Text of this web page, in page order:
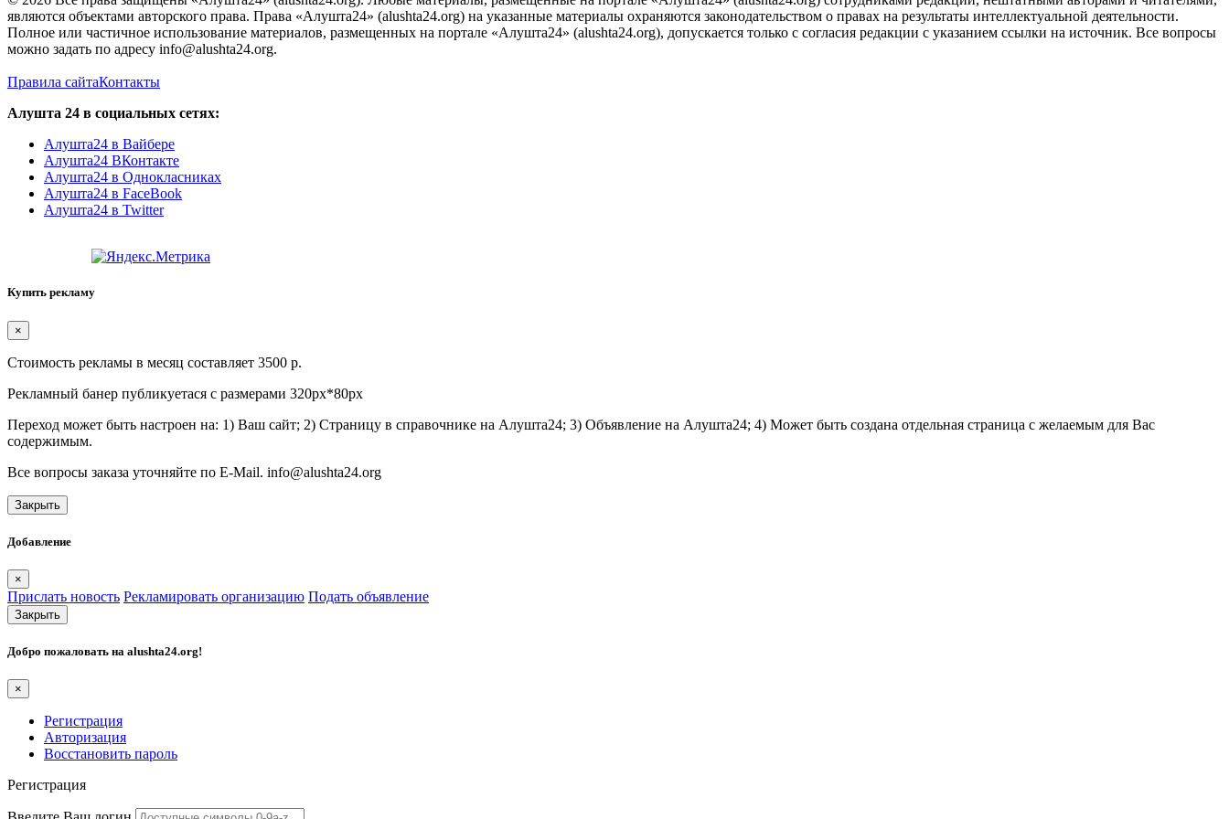
являются объектами авторского права. Права «Алушта24» (alushta24.org) на указанные материалы охраняются законодательством о правах на результаты интеллектуальной деятельности.
Полное или частичное использование материалов, размещенных на портале «Алушта24» (alushta24.org), допускается только с согласия редакции с указанием ссылки на источник. Все вопросы
можно задать по адресу info@alushta24.org.
Правила сайтаКонтакты
Алушта 24 в социальных сетях:
Алушта24 в Вайбере
Алушта24 ВКонтакте
Алушта24 в Однокласниках
Алушта24 в FaceBook
Алушта24 в Twitter
Купить рекламу
×
Стоимость рекламы в месяц составляет 3500 р.
Рекламный банер публикуетася с размерами 320px*80px
Переход может быть настроен на: 1) Ваш сайт; 2) Страницу в справочнике на Алушта24; 3) Объявление на Алушта24; 4) Может быть создана отдельная страница с желаемым для Вас
содержимым.
Все вопросы заказа уточняйте по E-Mail. info@alushta24.org
Закрыть
Добавление
×
Прислать новость Рекламировать организацию Подать объявление
Закрыть
Добро пожаловать на alushta24.org!
×
Регистрация
Авторизация
Восстановить пароль
Регистрация